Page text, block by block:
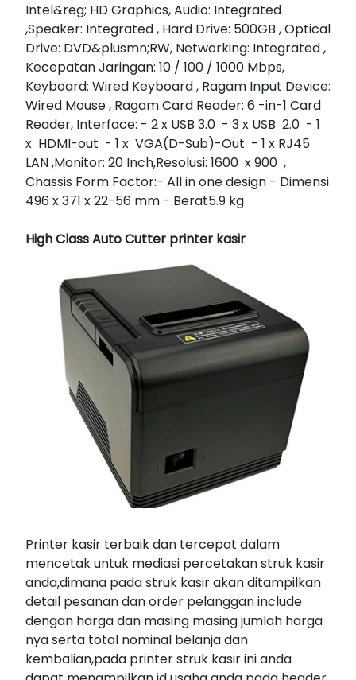
Intel&reg; HD Graphics, Audio: Integrated
,Speaker: Integrated , Hard Drive: 500GB , Optical
Drive: DVD&plusmn;RW, Networking: Integrated ,
Kecepatan Jaringan: 10 / 100 / 1000 Mbps,
Keyboard: Wired Keyboard , Ragam Input Device:
Wired Mouse , Ragam Card Reader: 6 -in-1 Card
Reader, Interface: - 2 x USB 3.0 - 3 x USB 2.0 - 1
x HDMI-out - 1 x VGA(D-Sub)-Out - 1 x RJ45
LAN ,Monitor: 20 Inch,Resolusi: 1600 x 900 ,
Chassis Form Factor:- All in one design - Dimensi
496 x 371 x 22-56 mm - Berat5.9 kg
High Class Auto Cutter printer kasir
Printer kasir terbaik dan tercepat dalam
mencetak untuk mediasi percetakan struk kasir
anda,dimana pada struk kasir akan ditampilkan
detail pesanan dan order pelanggan include
dengan harga dan masing masing jumlah harga
nya serta total nominal belanja dan
kembalian,pada printer struk kasir ini anda